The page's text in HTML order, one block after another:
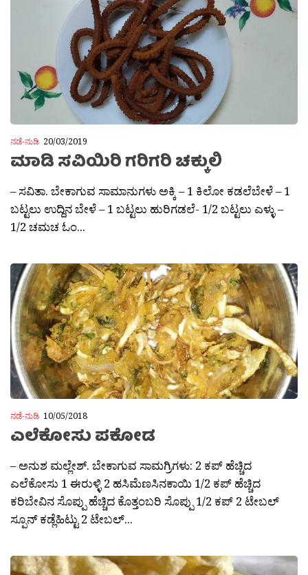
ನಡೆ-ನುಡಿ 20/03/2019
ಮಾಡಿ ಸವಿಯಿರಿ ಗರಿಗರಿ ಚಕ್ಕುಲಿ
– ಸವಿತಾ. ಬೇಕಾಗುವ ಸಾಮಾನುಗಳು ಅಕ್ಕಿ – 1 ಕಿಲೋ ಕಡಲೆಬೇಳೆ – 1
ಬಟ್ಟಲು ಉದ್ದಿನ ಬೇಳೆ – 1 ಬಟ್ಟಲು ಹುರಿಗಡಲೆ- 1/2 ಬಟ್ಟಲು ಎಳ್ಳು –
1/2 ಚಮಚ ಓಂ...
ನಡೆ-ನುಡಿ 10/05/2018
ಎಲೆಕೋಸು ಪಕೋಡ
– ಅನುಶ ಮಲ್ಲೇಶ್. ಬೇಕಾಗುವ ಸಾಮಗ್ರಿಗಳು: 2 ಕಪ್ ಹೆಚ್ಚಿದ
ಎಲೆಕೋಸು 1 ಈರುಳ್ಳಿ 2 ಹಸಿಮೆಣಸಿನಕಾಯಿ 1/2 ಕಪ್ ಹೆಚ್ಚಿದ
ಕರಿಬೇವಿನ ಸೊಪ್ಪು ಹೆಚ್ಚಿದ ಕೊತ್ತಂಬರಿ ಸೊಪ್ಪು 1/2 ಕಪ್ 2 ಟೇಬಲ್
ಸ್ಪೂನ್ ಕಡ್ಲೆಹಿಟ್ಟು 2 ಟೇಬಲ್...